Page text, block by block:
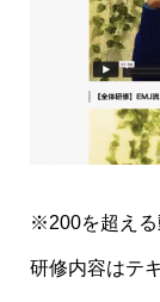
※200を超える
研修内容はテ